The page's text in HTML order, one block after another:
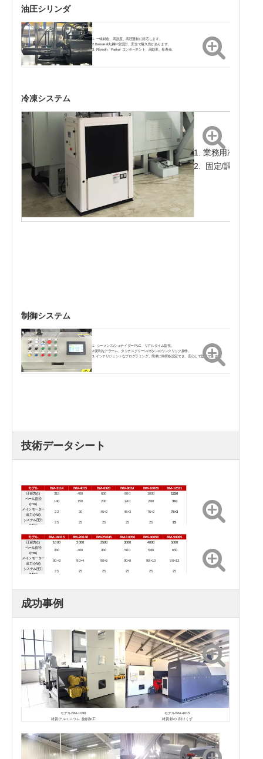
油圧シリンダ
1. 一体鋳造、高強度、高圧運転に対応します。
2.Baosteel丸鋼中空設計、安全で耐久性があります。
3. Rexroth、Parker コンポーネント、高効率、長寿命。
冷凍システム
1. 業務用冷蔵庫、
2. 固定/調整可能
制御システム
1. シーメンス/シュナイダー PLC、リアルタイム監視。
2.便利なアラーム、タッチスクリーン/ボタンのワンクリック操作。
3. インテリジェントなプログラミング、簡単に時間を設定でき、安心して監視できます。
技術データシート
モデル BM-3114 BM-4015 BM-6320 BM-8024 BM-10028
BM-12531
圧縮力(t)
315 400 630 800 1000
1250
ベール直径
(mm)
140 150 200 240 280 310
メインモーター
出力 (kW)
22 30 45×2 45×3 75×2 75×3
システム圧力
(MPa)
25 25 25 25 25 25
モデル
BM-16035 BM-20040 BM-25045 BM-30050 BM-40058
BM-50065
圧縮力(t)
1600 2000 2500 3000 4000
5000
ベール直径
(mm)
350 400 450 500 580 650
メインモーター
出力 (kW)
90×3 90×4 90×5 90×8 90×10 90×13
システム圧力
(MPa)
25 25 25 25 25 25
成功事例
モデル:BM-1090
材質:アルミニウム 旋削加工
モデル:BM-4015
材質:鉄の 削りくず